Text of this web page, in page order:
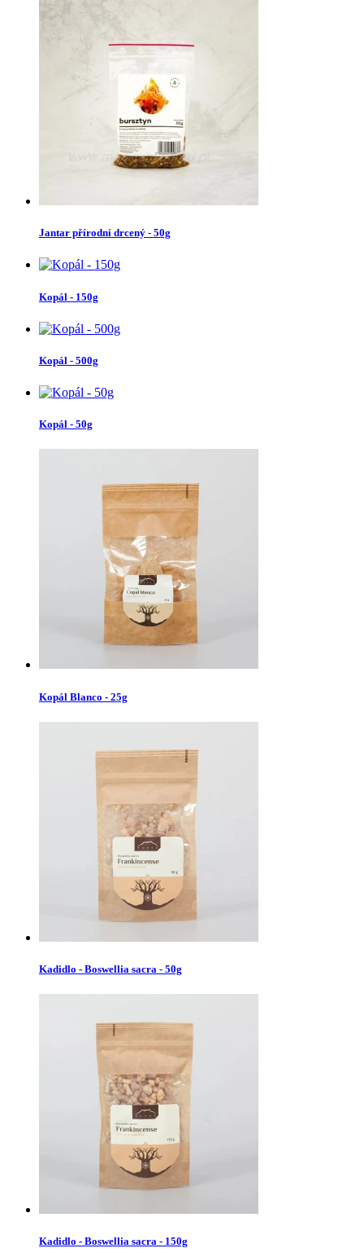
Jantar přírodní drcený - 50g
Kopál - 150g
Kopál - 500g
Kopál - 50g
Kopál Blanco - 25g
Kadidlo - Boswellia sacra - 50g
Kadidlo - Boswellia sacra - 150g